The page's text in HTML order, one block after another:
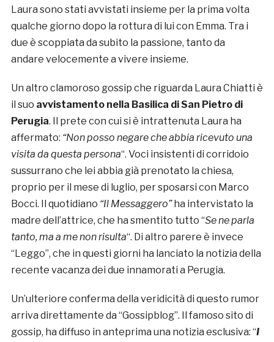
Laura sono stati avvistati insieme per la prima volta
qualche giorno dopo la rottura di lui con Emma. Tra i
due è scoppiata da subito la passione, tanto da
andare velocemente a vivere insieme.
Un altro clamoroso gossip che riguarda Laura Chiatti è
il suo avvistamento nella Basilica di San Pietro di
Perugia. Il prete con cui si è intrattenuta Laura ha
affermato: “Non posso negare che abbia ricevuto una
visita da questa persona“. Voci insistenti di corridoio
sussurrano che lei abbia già prenotato la chiesa,
proprio per il mese di luglio, per sposarsi con Marco
Bocci. Il quotidiano “Il Messaggero”ha intervistato la
madre dell’attrice, che ha smentito tutto “Se ne parla
tanto, ma a me non risulta“. Di altro parere è invece
“Leggo”, che in questi giorni ha lanciato la notizia della
recente vacanza dei due innamorati a Perugia.
Un’ulteriore conferma della veridicità di questo rumor
arriva direttamente da “Gossipblog”. Il famoso sito di
gossip, ha diffuso in anteprima una notizia esclusiva: “I